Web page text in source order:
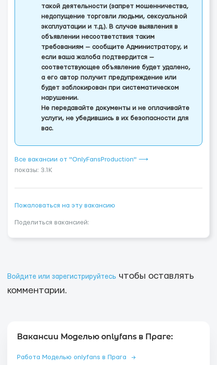
такой деятельности (запрет мошенничества,
недопущение торговли людьми, сексуальной
эксплуатации и т.д.). В случае выявления в
объявлении несоответствия таким
требованиям — сообщите Администратору, и
если ваша жалоба подтвердится —
соответствующее объявление будет удалено,
а его автор получит предупреждение или
будет заблокирован при систематическом
нарушении.
Не передавайте документы и не оплачивайте
услуги, не убедившись в их безопасности для
вас.
Все вакансии от "OnlyFansProduction" ⟶
показы: 3.1K
Пожаловаться на эту вакансию
Поделиться вакансией:
Войдите или зарегистрируйтесь чтобы оставлять
комментарии.
Вакансии Моделью onlyfans в Праге:
Работа Моделью onlyfans в Прага →